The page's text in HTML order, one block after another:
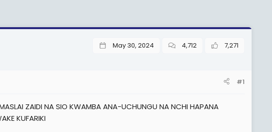
May 30, 2024 4,712 7,271
#1
ZAIDI NA SIO KWAMBA ANA-UCHUNGU NA NCHI HAPANA
KUFARIKI